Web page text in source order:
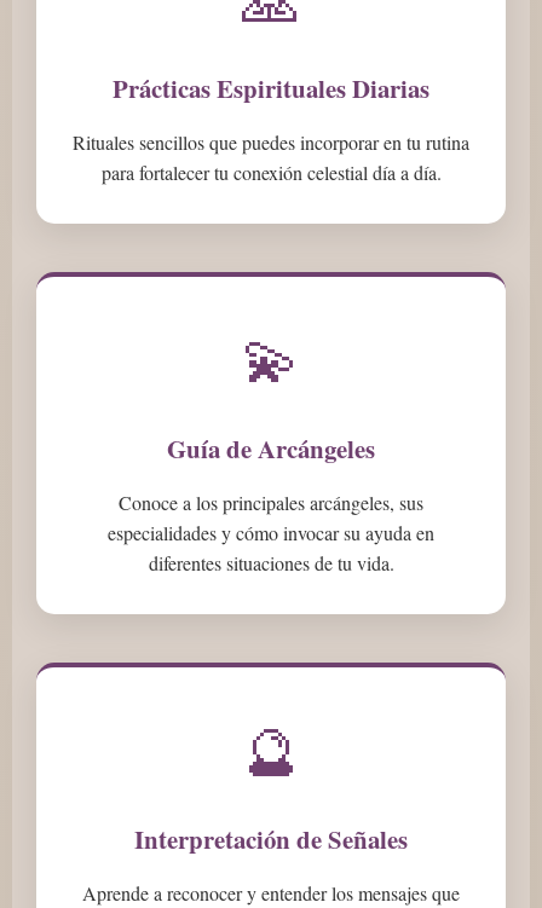
Prácticas Espirituales Diarias
Rituales sencillos que puedes incorporar en tu rutina
para fortalecer tu conexión celestial día a día.
💫
Guía de Arcángeles
Conoce a los principales arcángeles, sus
especialidades y cómo invocar su ayuda en
diferentes situaciones de tu vida.
🔮
Interpretación de Señales
Aprende a reconocer y entender los mensajes que